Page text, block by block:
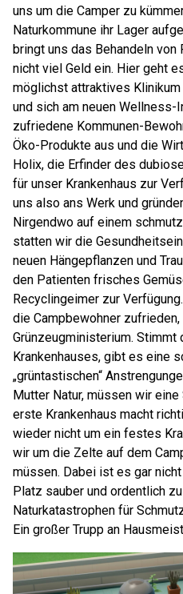
uns um die Camper zu
Naturkommune ihr Lager
bringt uns das Behandeln
nicht viel Geld ein. Hier geht
möglichst attraktives
und sich am neuen Wellness-
zufriedene Kommunen-
Öko-Produkte aus und die
Holix, die Erfinder des
für unser Krankenhaus zur
uns also ans Werk und
Nirgendwo auf einem
statten wir die
neuen Hängepflanzen und
den Patienten frisches
Recyclingeimer zur
die Campbewohner
Grünzeugministerium. Stimmt
Krankenhauses, gibt es eine
„grüntastischen“
Mutter Natur, müssen wir
erste Krankenhaus macht
wieder nicht um ein festes
wir um die Zelte auf dem
müssen. Dabei ist es gar
Platz sauber und ordentlich
Naturkatastrophen für
Ein großer Trupp an